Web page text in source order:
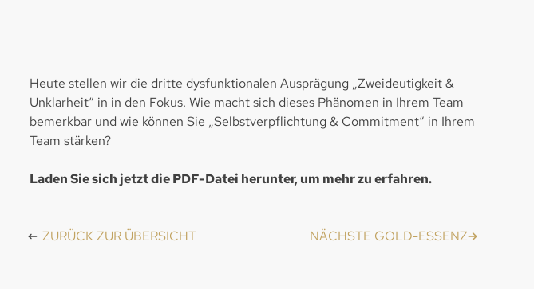
Heute stellen wir die dritte dysfunktionalen Ausprägung „Zweideutigkeit &
Unklarheit“ in in den Fokus. Wie macht sich dieses Phänomen in Ihrem Team
bemerkbar und wie können Sie „Selbstverpflichtung & Commitment“ in Ihrem
Team stärken?
Laden Sie sich jetzt die PDF-Datei herunter, um mehr zu erfahren.
ZURÜCK ZUR ÜBERSICHT NÄCHSTE GOLD-ESSENZ